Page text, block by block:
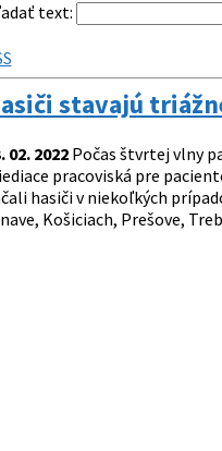
text:
stavajú
02. 2022Počas štvrtej vlny
pracoviská pre
hasiči v niekoľkých
Košiciach, Prešove,